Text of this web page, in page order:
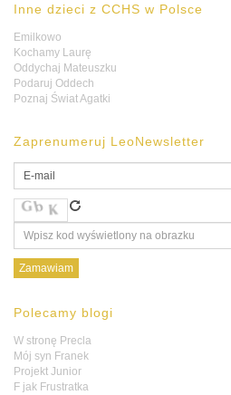
Inne dzieci z CCHS w Polsce
Emilkowo
Kochamy Laurę
Oddychaj Mateuszku
Podaruj Oddech
Poznaj Świat Agatki
Zaprenumeruj LeoNewsletter
Polecamy blogi
W stronę Precla
Mój syn Franek
Projekt Junior
F jak Frustratka